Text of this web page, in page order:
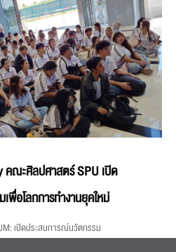
คณะศิลปศาสตร์ SPU เปิด
พื่อโลกการทำงานยุคใหม่
เปิดประสบการณ์นวัตกรรม